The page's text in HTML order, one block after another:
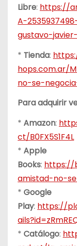
Libre: https://
A-
gustavo-
* Tienda:
hops.com.ar/
no-se-
Para adquirir
* Amazon:
ct/B0FX5S1F4L
* Apple
Books: https://
amistad-no-
* Google
Play: https://
* Catálogo: